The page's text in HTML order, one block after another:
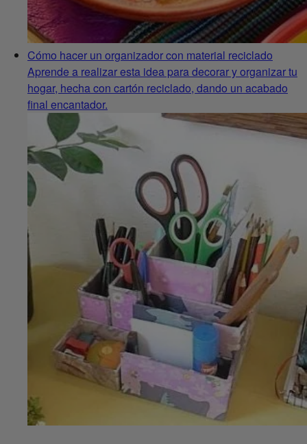
Cómo hacer un organizador con material reciclado
Aprende a realizar esta idea para decorar y organizar tu
hogar, hecha con cartón reciclado, dando un acabado
final encantador.